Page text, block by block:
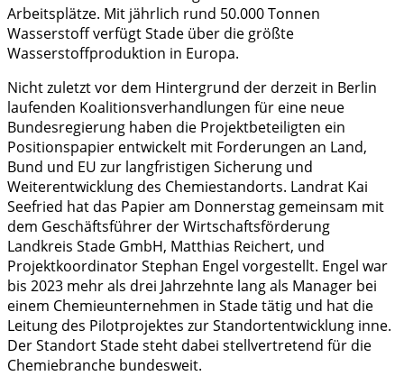
Arbeitsplätze. Mit jährlich rund 50.000 Tonnen
Wasserstoff verfügt Stade über die größte
Wasserstoffproduktion in Europa.
Nicht zuletzt vor dem Hintergrund der derzeit in Berlin
laufenden Koalitionsverhandlungen für eine neue
Bundesregierung haben die Projektbeteiligten ein
Positionspapier entwickelt mit Forderungen an Land,
Bund und EU zur langfristigen Sicherung und
Weiterentwicklung des Chemiestandorts. Landrat Kai
Seefried hat das Papier am Donnerstag gemeinsam mit
dem Geschäftsführer der Wirtschaftsförderung
Landkreis Stade GmbH, Matthias Reichert, und
Projektkoordinator Stephan Engel vorgestellt. Engel war
bis 2023 mehr als drei Jahrzehnte lang als Manager bei
einem Chemieunternehmen in Stade tätig und hat die
Leitung des Pilotprojektes zur Standortentwicklung inne.
Der Standort Stade steht dabei stellvertretend für die
Chemiebranche bundesweit.